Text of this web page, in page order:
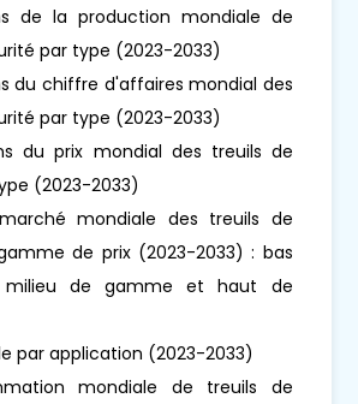
de la production mondiale de
par type (2023-2033)
du chiffre d'affaires mondial des
par type (2023-2033)
du prix mondial des treuils de
(2023-2033)
mondiale des treuils de
de prix (2023-2033) : bas
milieu de gamme et haut de
par application (2023-2033)
mondiale de treuils de